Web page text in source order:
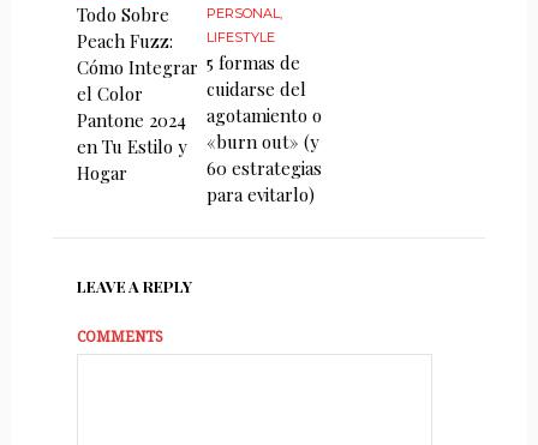
Todo Sobre
Peach Fuzz:
Cómo Integrar
el Color
Pantone 2024
en Tu Estilo y
Hogar
PERSONAL,
LIFESTYLE
5 formas de
cuidarse del
agotamiento o
«burn out» (y
60 estrategias
para evitarlo)
LEAVE A REPLY
COMMENTS